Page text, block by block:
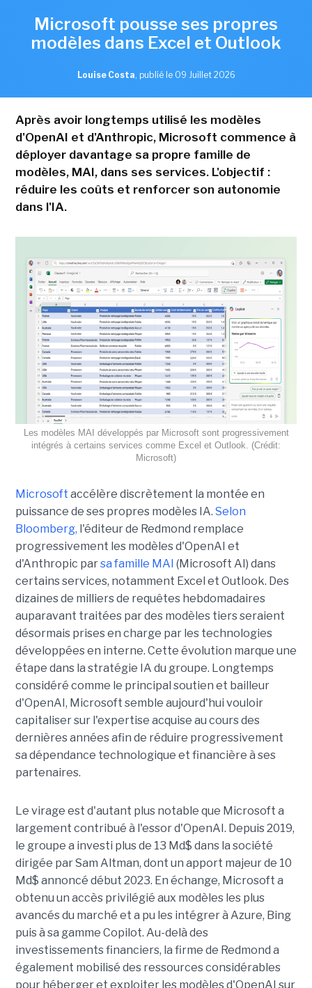
Microsoft pousse ses propres
modèles dans Excel et Outlook
Louise Costa, publié le 09 Juillet 2026
Après avoir longtemps utilisé les modèles
d'OpenAI et d'Anthropic, Microsoft commence à
déployer davantage sa propre famille de
modèles, MAI, dans ses services. L'objectif :
réduire les coûts et renforcer son autonomie
dans l'IA.
Les modèles MAI développés par Microsoft sont progressivement
intégrés à certains services comme Excel et Outlook. (Crédit:
Microsoft)
Microsoft accélère discrètement la montée en
puissance de ses propres modèles IA. Selon
Bloomberg, l'éditeur de Redmond remplace
progressivement les modèles d'OpenAI et
d'Anthropic parsa famille MAI (Microsoft AI) dans
certains services, notamment Excel et Outlook. Des
dizaines de milliers de requêtes hebdomadaires
auparavant traitées par des modèles tiers seraient
désormais prises en charge par les technologies
développées en interne. Cette évolution marque une
étape dans la stratégie IA du groupe. Longtemps
considéré comme le principal soutien et bailleur
d'OpenAI, Microsoft semble aujourd'hui vouloir
capitaliser sur l'expertise acquise au cours des
dernières années afin de réduire progressivement
sa dépendance technologique et financière à ses
partenaires.
Le virage est d'autant plus notable que Microsoft a
largement contribué à l'essor d'OpenAI. Depuis 2019,
le groupe a investi plus de 13 Md$ dans la société
dirigée par Sam Altman, dont un apport majeur de 10
Md$ annoncé début 2023. En échange, Microsoft a
obtenu un accès privilégié aux modèles les plus
avancés du marché et a pu les intégrer à Azure, Bing
puis à sa gamme Copilot. Au-delà des
investissements financiers, la firme de Redmond a
également mobilisé des ressources considérables
pour héberger et exploiter les modèles d'OpenAI sur